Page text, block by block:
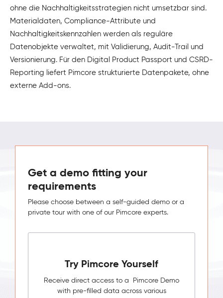
ohne die Nachhaltigkeitsstrategien nicht umsetzbar sind.
Materialdaten, Compliance-Attribute und
Nachhaltigkeitskennzahlen werden als reguläre
Datenobjekte verwaltet, mit Validierung, Audit-Trail und
Versionierung. Für den Digital Product Passport und CSRD-
Reporting liefert Pimcore strukturierte Datenpakete, ohne
externe Add-ons.
Get a demo fitting your
requirements
Please choose between a self-guided demo or a
private tour with one of our Pimcore experts.
Try Pimcore Yourself
Receive direct access to a Pimcore Demo
with pre-filled data across various